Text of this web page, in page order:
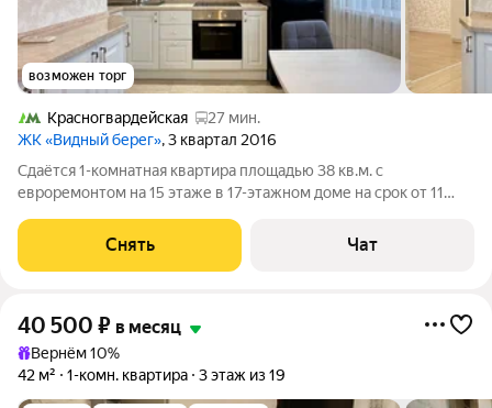
возможен торг
Красногвардейская
27 мин.
ЖК «Видный берег», 3 квартал 2016
Сдаётся 1-комнатная квартира площадью 38 кв.м. с
евроремонтом на 15 этаже в 17-этажном доме на срок от 11
Стиральная машина Холодильник Посудомоечная машина
Кондиционер Бойлер Дом - монолитный,
Снять Чат
40 500 ₽ в месяц
Вернём 10%
42 м²
1-комн. квартира 3 этаж из 19